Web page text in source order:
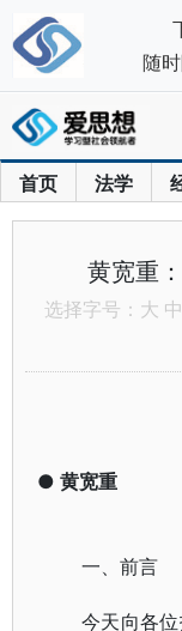
首页 法学
黄宽重
选择字号： 大 中
● 黄宽重
一、前言
今天向各
随